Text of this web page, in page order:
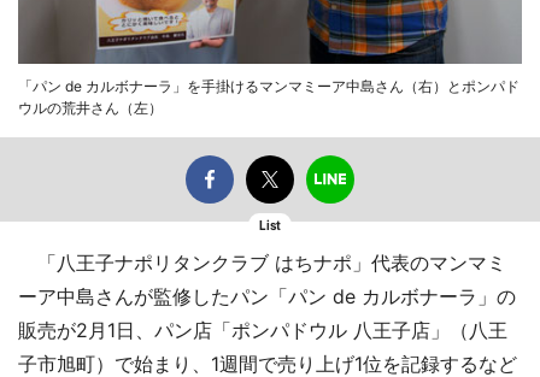
「パン de カルボナーラ」を手掛けるマンマミーア中島さん（右）とポンパド
ウルの荒井さん（左）
List
「八王子ナポリタンクラブ はちナポ」代表のマンマミ
ーア中島さんが監修したパン「パン de カルボナーラ」の
販売が2月1日、パン店「ポンパドウル 八王子店」（八王
子市旭町）で始まり、1週間で売り上げ1位を記録するなど